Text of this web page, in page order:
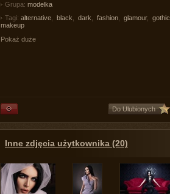
Grupa: modelka
Tagi: alternative black dark fashion glamour, gothic
makeup
Pokaż duże
Do Ulubionych
Inne zdjęcia użytkownika (20)